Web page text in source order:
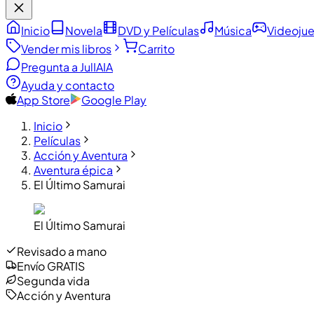
Inicio Novela DVD y Películas Música
Vender mis libros
Carrito
Pregunta a JulIAIA
Ayuda y contacto
App Store
Google Play
Inicio
Películas
Acción y Aventura
Aventura épica
El Último Samurai
El Último Samurai
Revisado a mano
Envío GRATIS
Segunda vida
Acción y Aventura